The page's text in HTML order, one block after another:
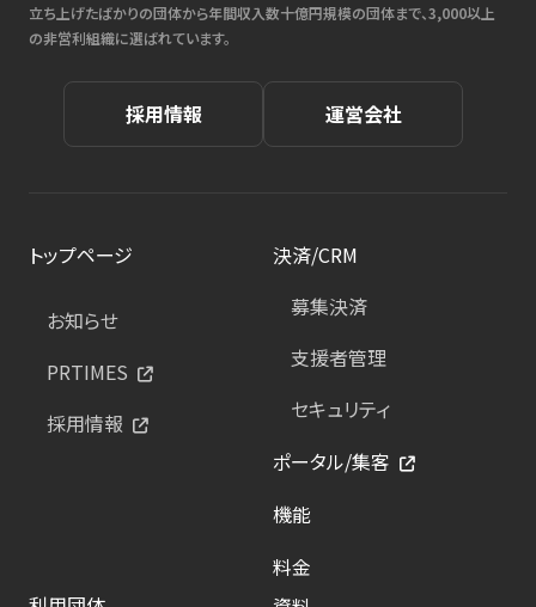
立ち上げたばかりの団体から年間収入数十億円規模の団体まで、3,000以上
の非営利組織に選ばれています。
採用情報 運営会社
トップページ
お知らせ
PRTIMES
採用情報
決済/CRM
募集決済
支援者管理
セキュリティ
ポータル/集客
機能
料金